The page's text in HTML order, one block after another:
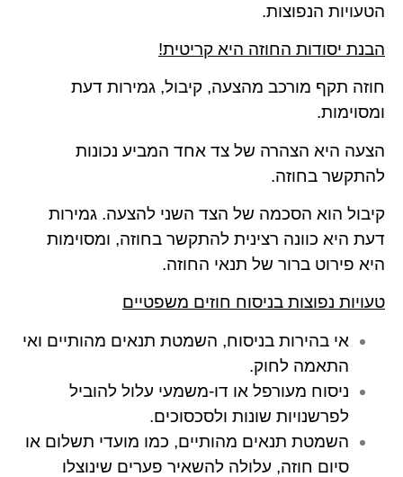
הטעויות הנפוצות.
הבנת יסודות החוזה היא קריטית!
חוזה תקף מורכב מהצעה, קיבול, גמירות דעת
ומסוימות.
הצעה היא הצהרה של צד אחד המביע נכונות
להתקשר בחוזה.
קיבול הוא הסכמה של הצד השני להצעה. גמירות
דעת היא כוונה רצינית להתקשר בחוזה, ומסוימות
היא פירוט ברור של תנאי החוזה.
טעויות נפוצות בניסוח חוזים משפטיים
אי בהירות בניסוח, השמטת תנאים מהותיים ואי
התאמה לחוק.
ניסוח מעורפל או דו-משמעי עלול להוביל
לפרשנויות שונות ולסכסוכים.
השמטת תנאים מהותיים, כמו מועדי תשלום או
סיום חוזה, עלולה להשאיר פערים שינוצלו